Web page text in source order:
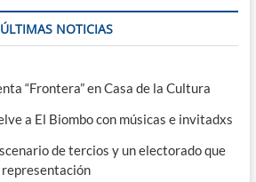
ÚLTIMAS NOTICIAS
“Frontera” en Casa de la Cultura
a El Biombo con músicas e invitadxs
de tercios y un electorado que